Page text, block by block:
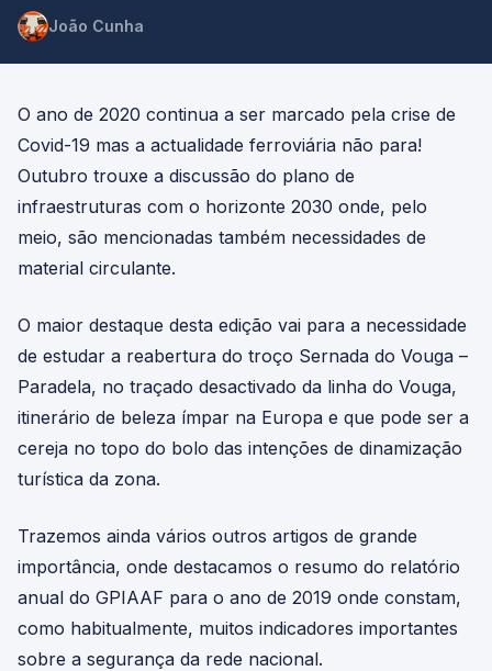
João Cunha
O ano de 2020 continua a ser marcado pela crise de
Covid-19 mas a actualidade ferroviária não para!
Outubro trouxe a discussão do plano de
infraestruturas com o horizonte 2030 onde, pelo
meio, são mencionadas também necessidades de
material circulante.
O maior destaque desta edição vai para a necessidade
de estudar a reabertura do troço Sernada do Vouga –
Paradela, no traçado desactivado da linha do Vouga,
itinerário de beleza ímpar na Europa e que pode ser a
cereja no topo do bolo das intenções de dinamização
turística da zona.
Trazemos ainda vários outros artigos de grande
importância, onde destacamos o resumo do relatório
anual do GPIAAF para o ano de 2019 onde constam,
como habitualmente, muitos indicadores importantes
sobre a segurança da rede nacional.